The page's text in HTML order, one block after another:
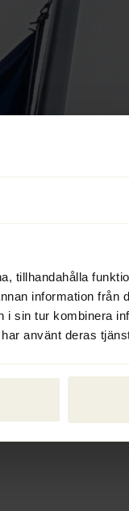
tillhandahålla
information från
sin tur kombinera
använt deras